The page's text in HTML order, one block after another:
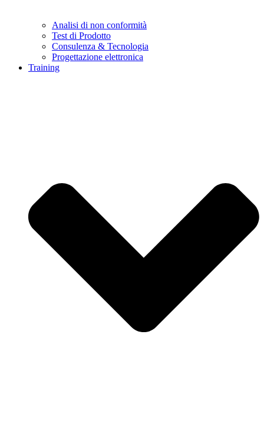
Analisi di non conformità
Test di Prodotto
Consulenza & Tecnologia
Progettazione elettronica
Training